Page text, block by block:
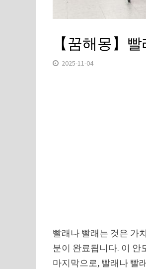
【꿈해몽】
2025-11-04
빨래나 빨래는 것은 가
분이 완료됩니다. 이 안
마지막으로, 빨래나 빨